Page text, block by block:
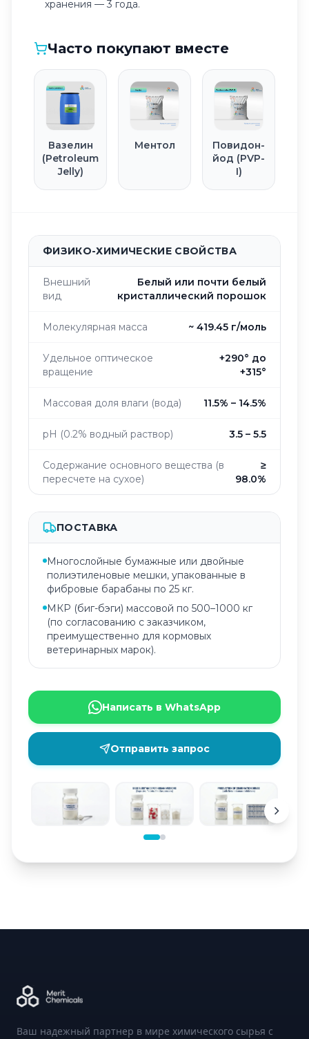
хранения — 3 года.
Часто покупают вместе
Вазелин
(Petroleum
Jelly)
Ментол
Повидон-
йод (PVP-
I)
ФИЗИКО-ХИМИЧЕСКИЕ СВОЙСТВА
Внешний
вид
Белый или почти белый
кристаллический порошок
Молекулярная масса ~ 419.45 г/моль
Удельное оптическое
вращение
+290° до
+315°
Массовая доля влаги (вода) 11.5% – 14.5%
pH (0.2% водный раствор) 3.5 – 5.5
Содержание основного вещества (в
пересчете на сухое)
≥
98.0%
ПОСТАВКА
Многослойные бумажные или двойные
полиэтиленовые мешки, упакованные в
фибровые барабаны по 25 кг.
МКР (биг-бэги) массовой по 500–1000 кг
(по согласованию с заказчиком,
преимущественно для кормовых
ветеринарных марок).
Написать в WhatsApp
Отправить запрос
Ваш надежный партнер в мире химического сырья с